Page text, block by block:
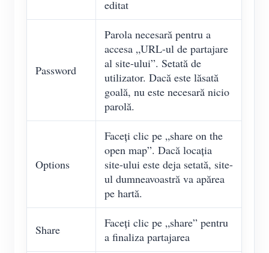
editat
Password
Parola necesară pentru a
accesa „URL-ul de partajare
al site-ului”. Setată de
utilizator. Dacă este lăsată
goală, nu este necesară nicio
parolă.
Options
Faceți clic pe „share on the
open map”. Dacă locația
site-ului este deja setată, site-
ul dumneavoastră va apărea
pe hartă.
Share
Faceți clic pe „share” pentru
a finaliza partajarea